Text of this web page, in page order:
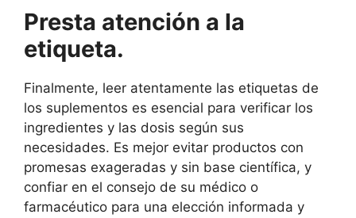
Presta atención a la
etiqueta.
Finalmente, leer atentamente las etiquetas de
los suplementos es esencial para verificar los
ingredientes y las dosis según sus
necesidades. Es mejor evitar productos con
promesas exageradas y sin base científica, y
confiar en el consejo de su médico o
farmacéutico para una elección informada y